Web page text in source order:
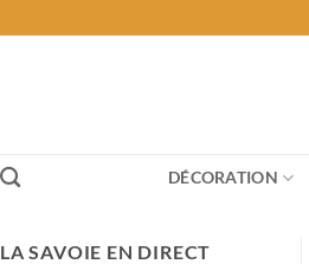
DÉCORATION
LA SAVOIE EN DIRECT